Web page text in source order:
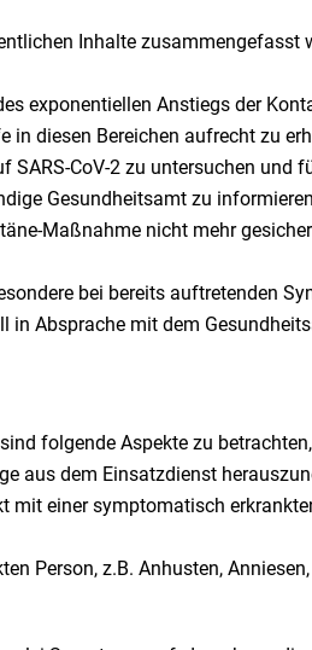
Inhalte zusammengefasst
exponentiellen Anstiegs der
diesen Bereichen aufrecht zu
SARS-CoV-2 zu untersuchen
Gesundheitsamt zu
Maßnahme nicht mehr
bei bereits auftretenden
Absprache mit dem
folgende Aspekte zu
aus dem Einsatzdienst
einer symptomatisch
Person, z.B. Anhusten,